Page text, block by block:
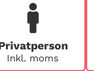
Inkl. moms